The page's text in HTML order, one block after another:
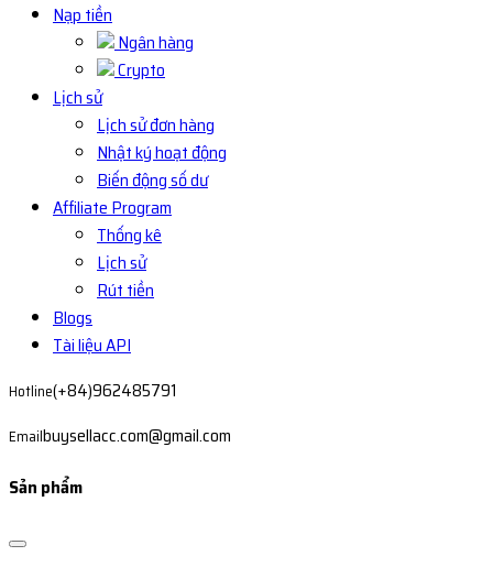
Nạp tiền
Ngân hàng
Crypto
Lịch sử
Lịch sử đơn hàng
Nhật ký hoạt động
Biến động số dư
Affiliate Program
Thống kê
Lịch sử
Rút tiền
Blogs
Tài liệu API
Hotline(+84)962485791
Emailbuysellacc.com@gmail.com
Sản phẩm